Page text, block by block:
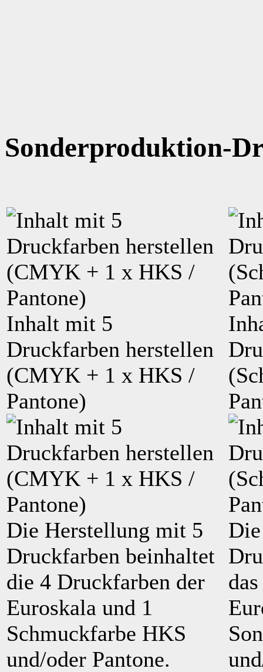
Sonderproduktion-
Inhalt mit 5
Druckfarben herstellen
(CMYK + 1 x HKS /
Pantone)
Die Herstellung mit 5
Druckfarben beinhaltet
die 4 Druckfarben der
Euroskala und 1
Schmuckfarbe HKS
und/oder Pantone.
(